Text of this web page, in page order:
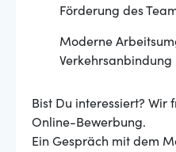
Förderung des
Moderne
Verkehrsanbindung
Bist Du interessiert? Wir
Online-Bewerbung.
Ein Gespräch mit dem